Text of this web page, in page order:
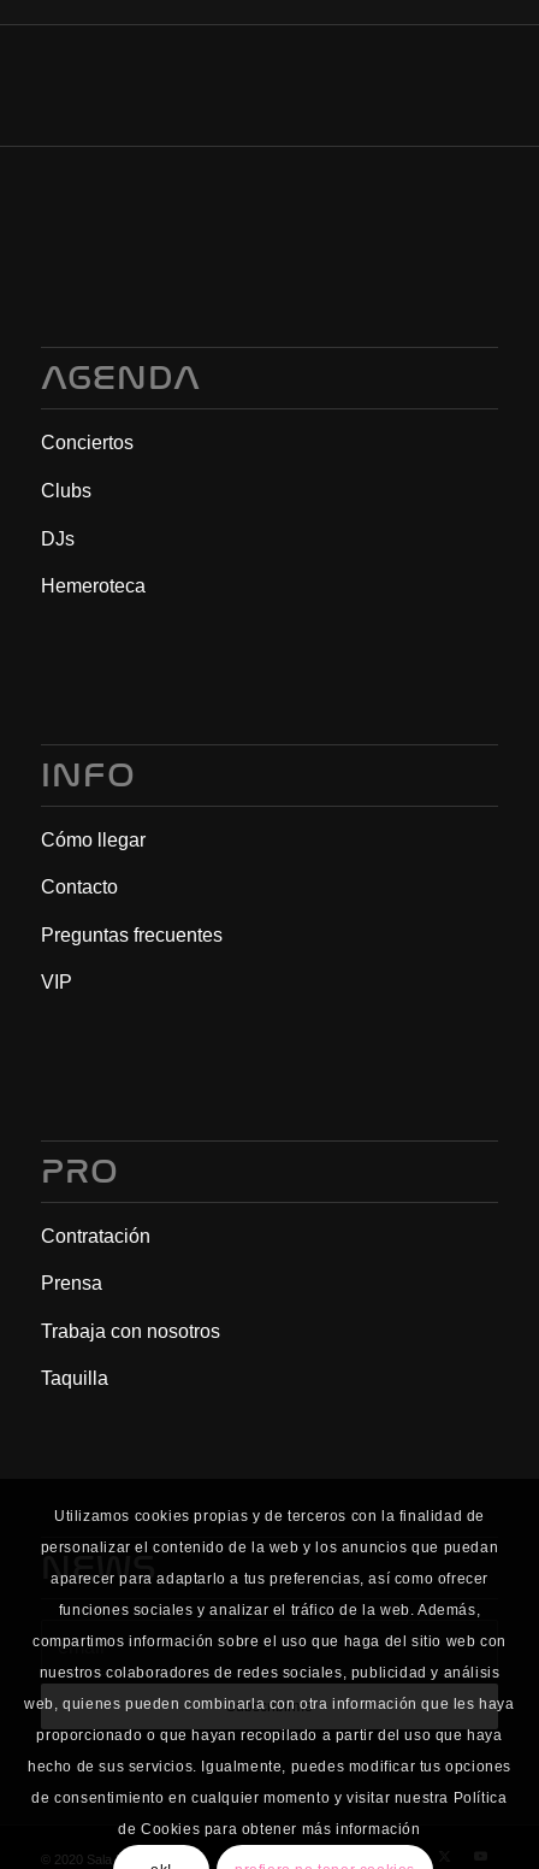
AGENDA
Conciertos
Clubs
DJs
Hemeroteca
INFO
Cómo llegar
Contacto
Preguntas frecuentes
VIP
PRO
Contratación
Prensa
Trabaja con nosotros
Taquilla
NEWS
© 2020 Sala Planta Baja
Utilizamos cookies propias y de terceros con la finalidad de
personalizar el contenido de la web y los anuncios que puedan
aparecer para adaptarlo a tus preferencias, así como ofrecer
funciones sociales y analizar el tráfico de la web. Además,
compartimos información sobre el uso que haga del sitio web con
nuestros colaboradores de redes sociales, publicidad y análisis
web, quienes pueden combinarla con otra información que les haya
proporcionado o que hayan recopilado a partir del uso que haya
hecho de sus servicios. Igualmente, puedes modificar tus opciones
de consentimiento en cualquier momento y visitar nuestra Política
de Cookies para obtener más información